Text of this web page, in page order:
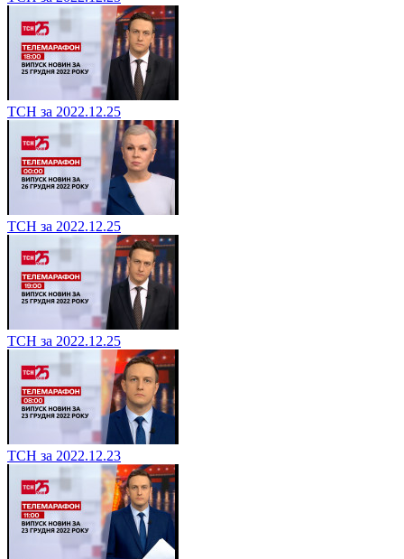
ТСН за 2022.12.25
ТСН за 2022.12.25
ТСН за 2022.12.25
ТСН за 2022.12.23